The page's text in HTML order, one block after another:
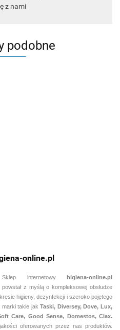
z nami
podobne
online.pl
Sklep internetowy higiena-online.pl
powstał z myślą o kompleksowej obsłudze
higieny, dezynfekcji i szeroko pojętego
marki takie jakTaski, Diversey, Dove, Lux,
Care, Good Sense, Domestos, Clax.
oferowanych przez nas produktów.